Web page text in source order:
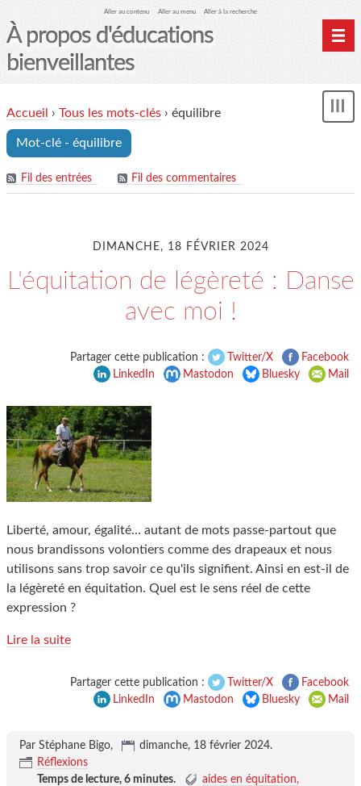
Aller au contenu Aller au menu Aller à la recherche
À propos d'éducations
bienveillantes
Archives
Mon monde du cheval
Accueil › Tous les mots-clés › équilibre
Mot-clé - équilibre
Fil des entrées Fil des commentaires
DIMANCHE, 18 FÉVRIER 2024
L'équitation de légèreté : Danse
avec moi !
Partager cette publication : Twitter/X
Facebook
LinkedIn
Mastodon Bluesky Mail
Liberté, amour, égalité… autant de mots passe-partout que
nous brandissons volontiers comme des drapeaux et nous
utilisons sans trop savoir ce qu'ils signifient. Ainsi en est-il de
la légèreté en équitation. Quel est le sens réel de cette
expression ?
Lire la suite
Partager cette publication : Twitter/X
Facebook
LinkedIn
Mastodon Bluesky Mail
Par Stéphane Bigo, dimanche, 18 février 2024.
Réflexions
Temps de lecture, 6 minutes.
aides en équitation